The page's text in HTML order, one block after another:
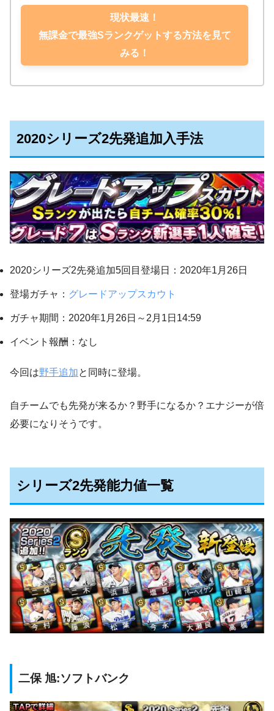
現状最速！
無課金で最強Sランクゲットする方法を見て
みる！
2020シリーズ2先発追加入手法
2020シリーズ2先発追加5回目登場日：2020年1月26日
登場ガチャ： グレードアップスカウト
ガチャ期間：2020年1月26日～2月1日14:59
イベント報酬：なし
今回は野手追加と同時に登場。
自チームでも先発が来るか？野手になるか？エナジーが倍
必要になりそうです。
シリーズ2先発能力値一覧
二保 旭:ソフトバンク